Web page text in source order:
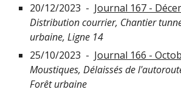
20/12/2023 - Journal 167 -
Distribution courrier, Chantier
urbaine, Ligne 14
25/10/2023 - Journal 166 -
Moustiques, Délaissés de
Forêt urbaine